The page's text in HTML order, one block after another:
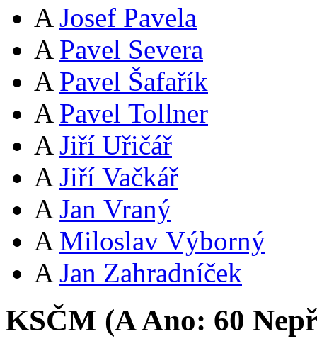
A Josef Pavela
A Pavel Severa
A Pavel Šafařík
A Pavel Tollner
A Jiří Uřičář
A Jiří Vačkář
A Jan Vraný
A Miloslav Výborný
A Jan Zahradníček
KSČM (AAno: 60